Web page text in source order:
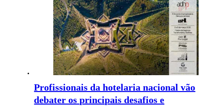
Profissionais da hotelaria nacional vão
debater os principais desafios e